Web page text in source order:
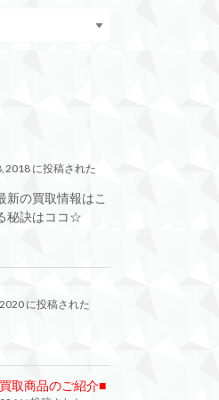
2018 に投稿された
新の買取情報はこ
秘訣はココ☆
に投稿された
取商品のご紹介■